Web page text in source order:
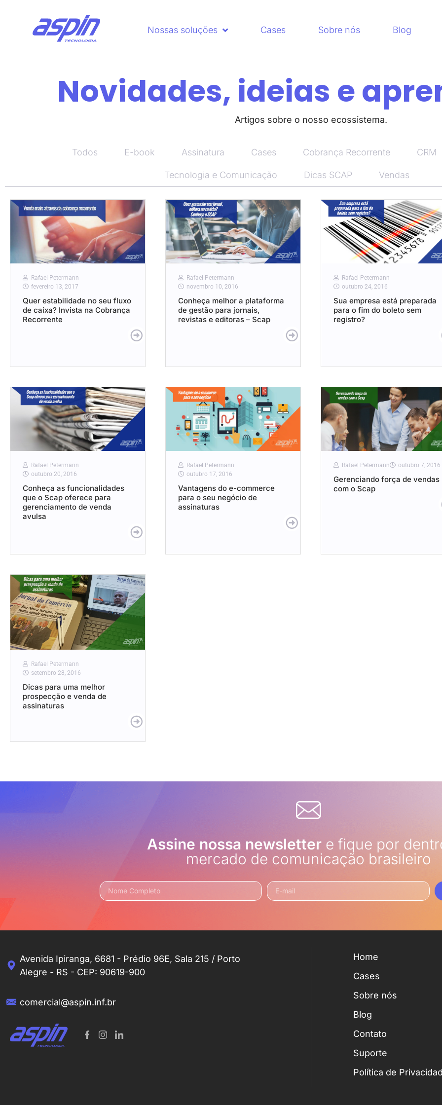
Nossas soluções Cases Sobre nós Blog
Novidades, ideias e
Artigos sobre o nosso ecossistema.
Todos E-book Assinatura Cases Cobrança Recorrente CRM
Tecnologia e Comunicação Dicas SCAP Vendas
Rafael Petermann
fevereiro 13, 2017
Quer estabilidade no seu fluxo
de caixa? Invista na Cobrança
Recorrente
Rafael Petermann
novembro 10, 2016
Conheça melhor a plataforma
de gestão para jornais,
revistas e editoras – Scap
Rafael Petermann
outubro 24, 2016
Sua empresa está preparada
para o fim do boleto sem
registro?
Rafael Petermann
outubro 20, 2016
Conheça as funcionalidades
que o Scap oferece para
gerenciamento de venda
avulsa
Rafael Petermann
outubro 17, 2016
Vantagens do e-commerce
para o seu negócio de
assinaturas
Rafael Petermann outubro 7, 2016
Gerenciando força de vendas
com o Scap
Rafael Petermann
setembro 28, 2016
Dicas para uma melhor
prospecção e venda de
assinaturas
Assine nossa newslettere fique por
mercado de comunicação brasileiro
Avenida Ipiranga, 6681 - Prédio 96E, Sala 215 / Porto
Alegre - RS - CEP: 90619-900
comercial@aspin.inf.br
Home
Cases
Sobre nós
Blog
Contato
Suporte
Política de